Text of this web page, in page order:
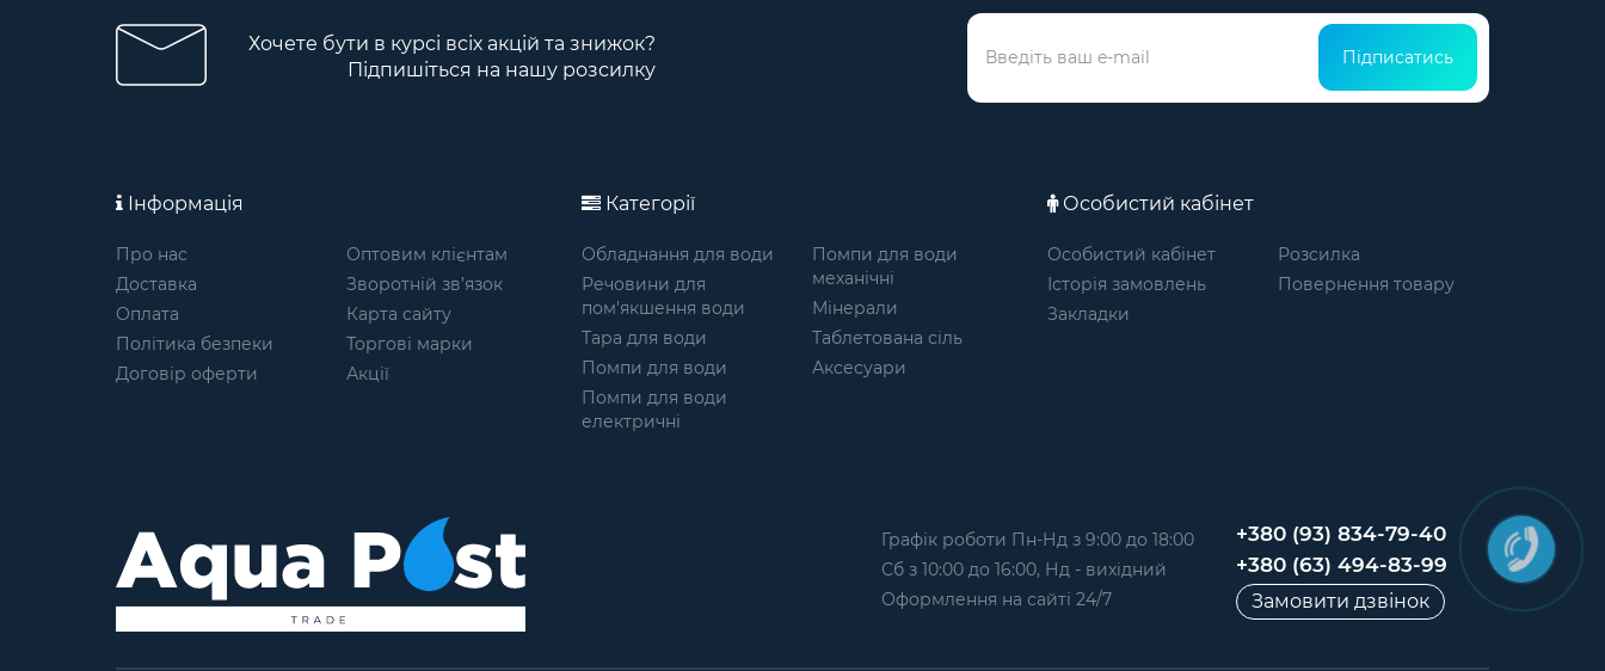
Хочете бути в курсі всіх акцій та знижок?
Підпишіться на нашу розсилку
Підписатись
Інформація
Про нас
Доставка
Оплата
Політика безпеки
Договір оферти
Оптовим клієнтам
Зворотній зв’язок
Карта сайту
Торгові марки
Акції
Категорії
Обладнання для води
Речовини для
пом'якшення води
Тара для води
Помпи для води
Помпи для води
електричні
Помпи для води
механічні
Мінерали
Таблетована сіль
Аксесуари
Особистий кабінет
Особистий кабінет
Історія замовлень
Закладки
Розсилка
Повернення товару
Графік роботи Пн-Нд з 9:00 до 18:00
Сб з 10:00 до 16:00, Нд - вихідний
Оформлення на сайтi 24/7
+380 (93) 834-79-40
+380 (63) 494-83-99
Замовити дзвінок